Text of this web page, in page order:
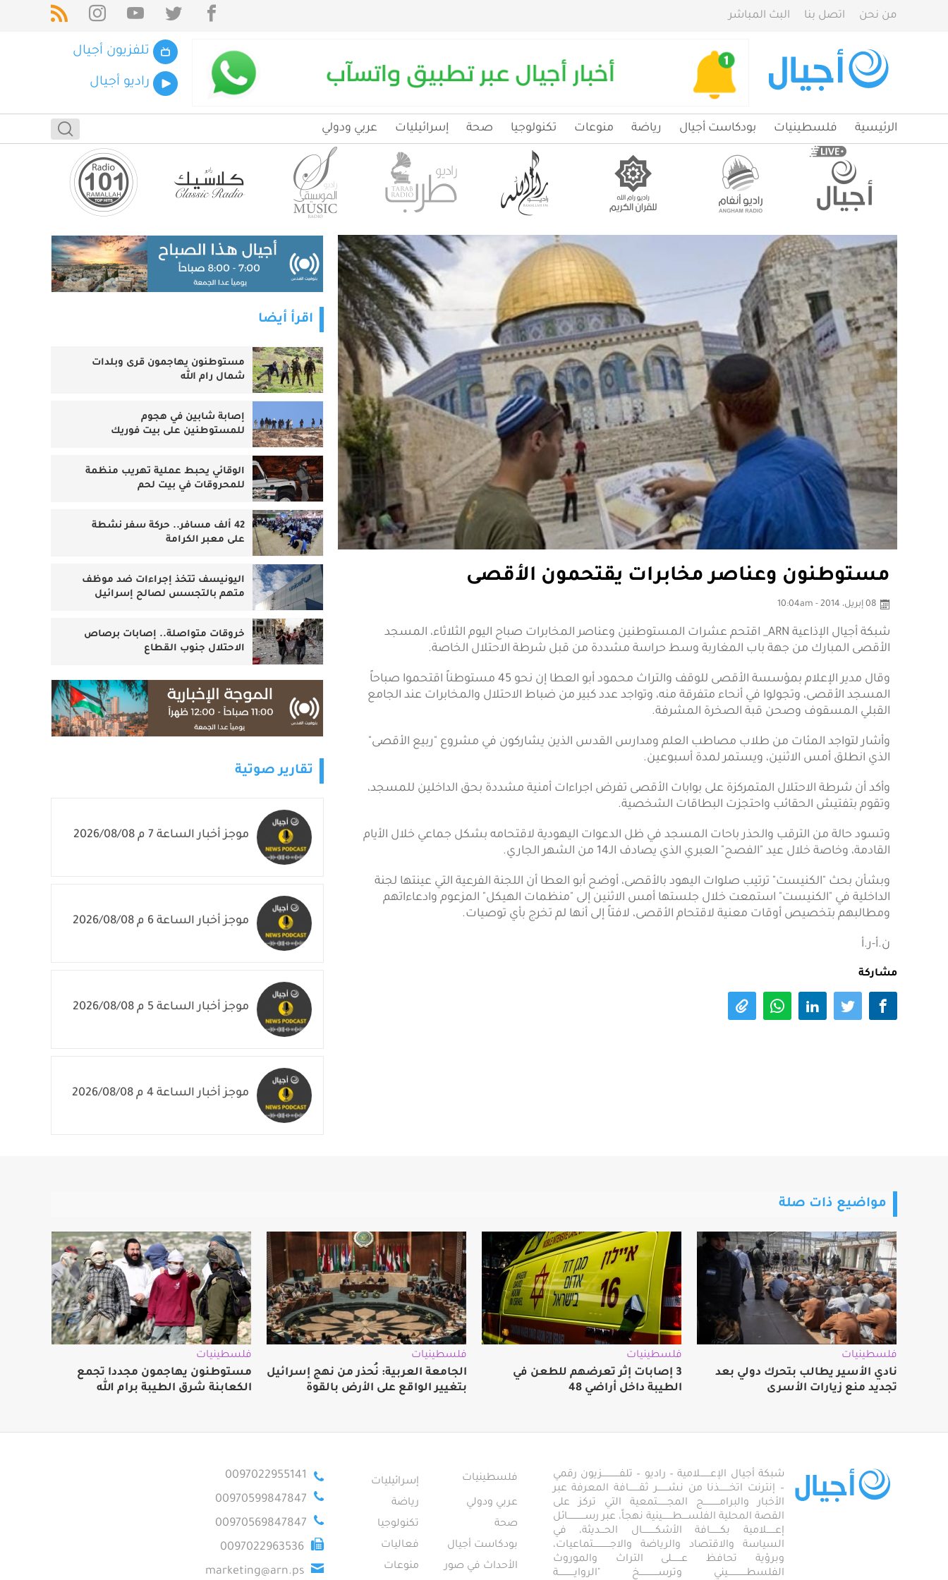
من نحن اتصل بنا البث المباشر
تلفزيون أجيال
راديو أجيال
الرئيسية فلسطينيات بودكاست أجيال رياضة منوعات تكنولوجيا صحة إسرائيليات عربي ودولي
مستوطنون وعناصر مخابرات يقتحمون الأقصى
08 إبريل، 2014 - 10:04am
شبكة أجيال الإذاعية ARN_ اقتحم عشرات المستوطنين وعناصر المخابرات صباح اليوم الثلاثاء، المسجد
الأقصى المبارك من جهة باب المغاربة وسط حراسة مشددة من قبل شرطة الاحتلال الخاصة.
وقال مدير الإعلام بمؤسسة الأقصى للوقف والتراث محمود أبو العطا إن نحو 45 مستوطناً اقتحموا صباحاً
المسجد الأقصى، وتجولوا في أنحاء متفرقة منه، وتواجد عدد كبير من ضباط الاحتلال والمخابرات عند الجامع
القبلي المسقوف وصحن قبة الصخرة المشرفة.
وأشار لتواجد المئات من طلاب مصاطب العلم ومدارس القدس الذين يشاركون في مشروع "ربيع الأقصى"
الذي انطلق أمس الاثنين، ويستمر لمدة أسبوعين.
وأكد أن شرطة الاحتلال المتمركزة على بوابات الأقصى تفرض اجراءات أمنية مشددة بحق الداخلين للمسجد،
وتقوم بتفتيش الحقائب واحتجزت البطاقات الشخصية.
وتسود حالة من الترقب والحذر باحات المسجد في ظل الدعوات اليهودية لاقتحامه بشكل جماعي خلال الأيام
القادمة، وخاصة خلال عيد "الفصح" العبري الذي يصادف الـ14 من الشهر الجاري.
وبشأن بحث "الكنيست" ترتيب صلوات اليهود بالأقصى، أوضح أبو العطا أن اللجنة الفرعية التي عينتها لجنة
الداخلية في "الكنيست" استمعت خلال جلستها أمس الاثنين إلى "منظمات الهيكل" المزعوم وادعاءاتهم
ومطالبهم بتخصيص أوقات معنية لاقتحام الأقصى، لافتاً إلى أنها لم تخرج بأي توصيات.
ن.أ-ر.أ
مشاركة
اقرأ أيضا
مستوطنون يهاجمون قرى وبلدات
شمال رام الله
إصابة شابين في هجوم
للمستوطنين على بيت فوريك
الوقائي يحبط عملية تهريب منظمة
للمحروقات في بيت لحم
42 ألف مسافر.. حركة سفر نشطة
على معبر الكرامة
اليونيسف تتخذ إجراءات ضد موظف
متهم بالتجسس لصالح إسرائيل
خروقات متواصلة.. إصابات برصاص
الاحتلال جنوب القطاع
تقارير صوتية
موجز أخبار الساعة 7 م 2026/08/08
موجز أخبار الساعة 6 م 2026/08/08
موجز أخبار الساعة 5 م 2026/08/08
موجز أخبار الساعة 4 م 2026/08/08
مواضيع ذات صلة
فلسطينيات
نادي الأسير يطالب بتحرك دولي بعد
تجديد منع زيارات الأسرى
فلسطينيات
3 إصابات إثر تعرضهم للطعن في
الطيبة داخل أراضي 48
فلسطينيات
الجامعة العربية: نُحذر من نهج إسرائيل
بتغيير الواقع على الأرض بالقوة
فلسطينيات
مستوطنون يهاجمون مجددا تجمع
الكعابنة شرق الطيبة برام الله
شبكة أجيال الإعـــــــلامية – راديو – تلفــــــــــــزيون رقمي
– إنترنت اتخـــــــذنا من نشـــــــر ثقـــــــافة المعرفة عبر
الأخبار والبرامـــــــــــج المجـــــــتمعية التي تركز على
القصة المحلية الفلســــطـــــــينية نهجاً، عبر رســــــــــــائل
إعــــــلامية بكـــــــافة الأشكـــــــــال الحـــديثة، في
السياسة والاقتصاد والرياضة والاجــــــــــــتماعيات،
وبرؤية تحافظ عـــــــلى التراث والموروث
الفلسطـــــــــــــيني وترســـــــــــــخ "الروايـــــــــــة
فلسطينيات
إسرائيليات
عربي ودولي
رياضة
صحة
تكنولوجيا
بودكاست أجيال
فعاليات
الأحداث في صور
منوعات
0097022955141
00970599847847
00970569847847
0097022963536
marketing@arn.ps